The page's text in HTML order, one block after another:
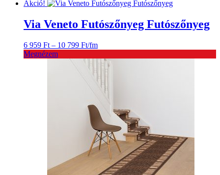
959 Ft
10
799 Ft
Akció!
Via Veneto Futószőnyeg Futószőnyeg
6 959 Ft – 10 799 FtÁrtartomány:
959 Ft
799 Ft
/fm
Megnézem